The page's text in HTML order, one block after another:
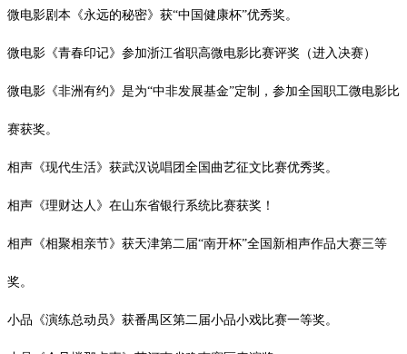
微电影剧本《永远的秘密》获“中国健康杯”优秀奖。
微电影《青春印记》参加浙江省职高微电影比赛评奖（进入决赛）
微电影《非洲有约》是为“中非发展基金”定制，参加全国职工微电影比
赛获奖。
相声《现代生活》获武汉说唱团全国曲艺征文比赛优秀奖。
相声《理财达人》在山东省银行系统比赛获奖！
相声《相聚相亲节》获天津第二届“南开杯”全国新相声作品大赛三等
奖。
小品《演练总动员》获番禺区第二届小品小戏比赛一等奖。